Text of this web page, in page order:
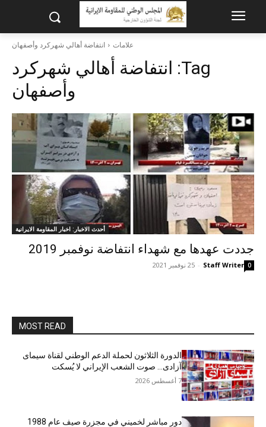
علامات انتفاضة أهالي شهركرد وأصفهان
Tag: انتفاضة أهالي شهركرد
وأصفهان
أحدث الاخبار: اخبار المقاومة الايرانية
جددت عهدها مع شهداء انتفاضة نوفمبر 2019
Staff Writer
- 25 نوفمبر 2021 0
MOST READ
الدورة الثلاثون لحملة الدعم الوطني لقناة سیمای
آزادی… صوت الشعب الإيراني لا يُسكت
7 أغسطس 2026
دور مباشر لخميني في مجزرة صيف عام 1988